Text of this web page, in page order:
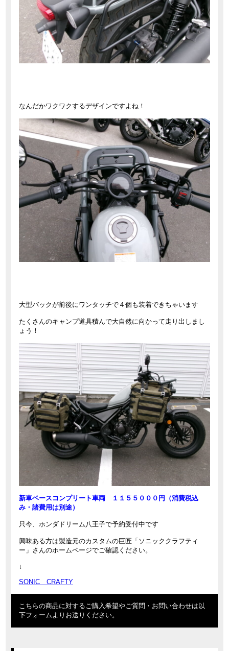
なんだかワクワクするデザインですよね！
大型バックが前後にワンタッチで４個も装着できちゃいます
たくさんのキャンプ道具積んで大自然に向かって走り出しまし
ょう！
新車ベースコンプリート車両 １１５５０００円（消費税込
み・諸費用は別途）
只今、ホンダドリーム八王子で予約受付中です
興味ある方は製造元のカスタムの巨匠「ソニッククラフティ
ー」さんのホームページでご確認ください。
↓
SONIC CRAFTY
こちらの商品に対するご購入希望やご質問・お問い合わせは以
下フォームよりお送りください。